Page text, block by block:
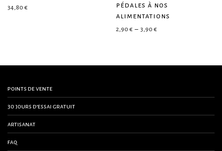
34,80 €
pédales à nos
alimentations
2,90 € – 3,90 €Plage de prix : 2,90 € à
points de vente
30 jours d’essai gratuit
artisanat
faq